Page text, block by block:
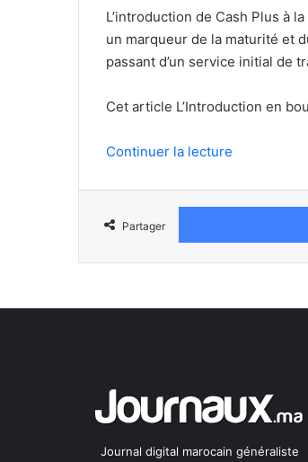
L’introduction de Cash Plus à
un marqueur de la maturité et
passant d’un service initial de
Cet article L’Introduction en
Continuer la lecture
Partager
Journal digital marocain généraliste